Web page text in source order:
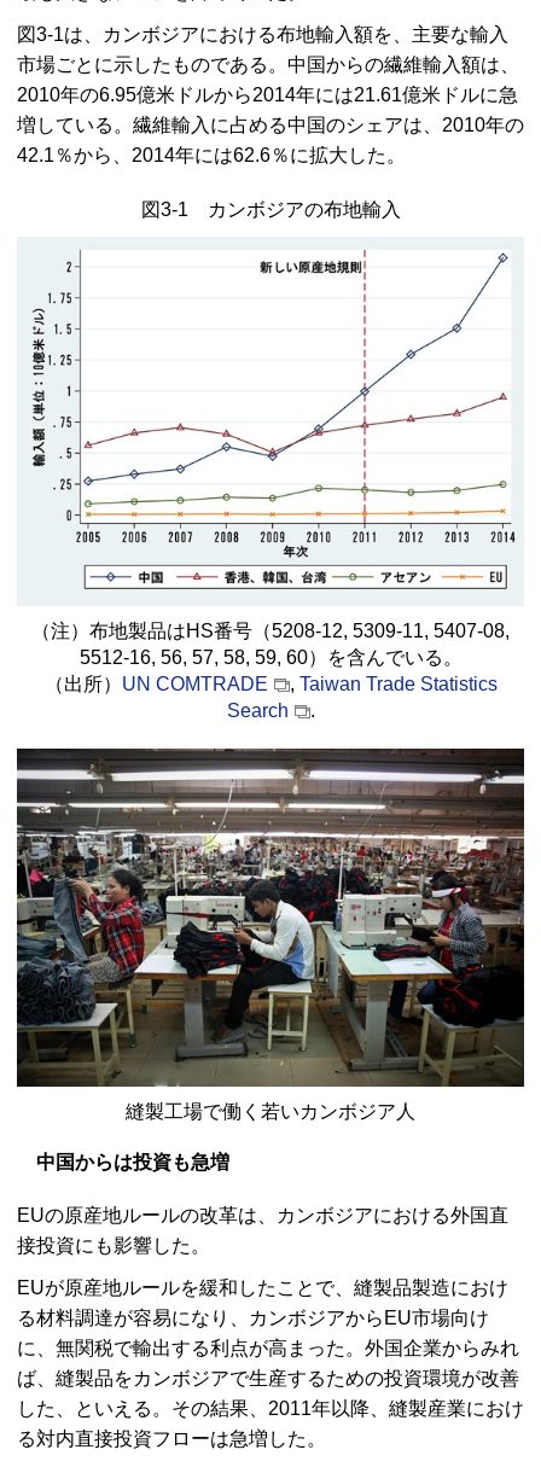
図3-1は、カンボジアにおける布地輸入額を、主要な輸入
市場ごとに示したものである。中国からの繊維輸入額は、
2010年の6.95億米ドルから2014年には21.61億米ドルに急
増している。繊維輸入に占める中国のシェアは、2010年の
42.1％から、2014年には62.6％に拡大した。
図3-1 カンボジアの布地輸入
（注）布地製品はHS番号（5208-12, 5309-11, 5407-08,
5512-16, 56, 57, 58, 59, 60）を含んでいる。
（出所） UN COMTRADE , Taiwan Trade Statistics
Search
.
縫製工場で働く若いカンボジア人
中国からは投資も急増
EUの原産地ルールの改革は、カンボジアにおける外国直
接投資にも影響した。
EUが原産地ルールを緩和したことで、縫製品製造におけ
る材料調達が容易になり、カンボジアからEU市場向け
に、無関税で輸出する利点が高まった。外国企業からみれ
ば、縫製品をカンボジアで生産するための投資環境が改善
した、といえる。その結果、2011年以降、縫製産業におけ
る対内直接投資フローは急増した。